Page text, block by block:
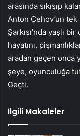
arasında sıkışıp
Anton Çehov’un
Şarkısı’nda yaşlı
hayatını,
aradan geçen onca
şeye, oyunculuğa
Geçti.
İlgili Makaleler